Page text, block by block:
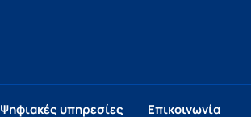
Ψηφιακές υπηρεσίες Επικοινωνία